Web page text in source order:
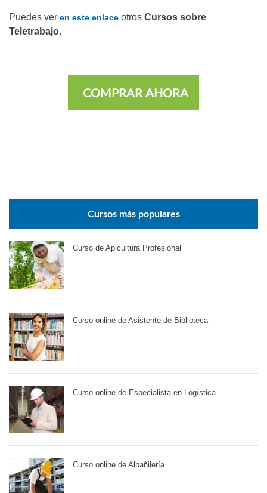
Puedes ver en este enlace otros Cursos sobre
Teletrabajo.
COMPRAR AHORA
Cursos más populares
Curso de Apicultura Profesional
Curso online de Asistente de Biblioteca
Curso online de Especialista en Logística
Curso online de Albañilería